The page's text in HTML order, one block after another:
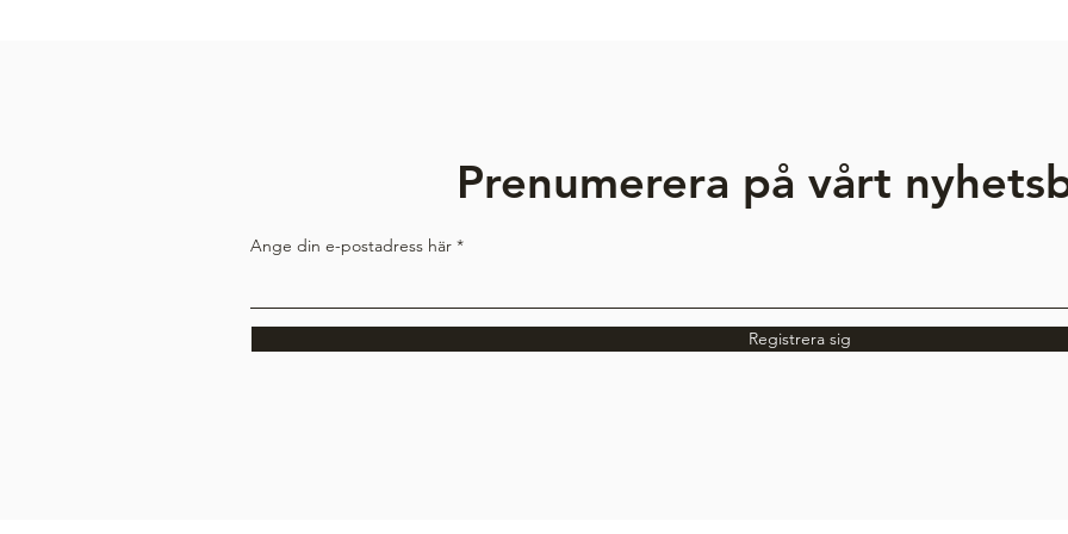
Prenumerera på vårt
Ange din e-postadress här
Registrera sig